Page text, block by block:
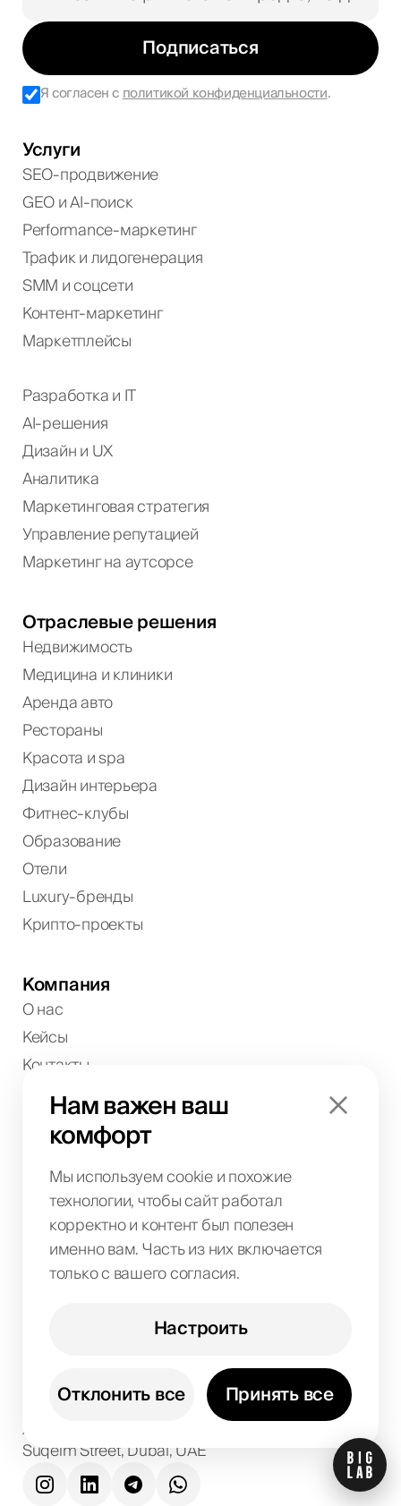
Нам важен ваш
комфорт
Мы используем cookie и похожие
технологии, чтобы сайт работал
корректно и контент был полезен
именно вам. Часть из них включается
только с вашего согласия.
Отклонить все
Настроить
Принять все
Подписаться
Я согласен сполитикой конфиденциальности.
Услуги
SEO-продвижение
GEO и AI-поиск
Performance-маркетинг
Трафик и лидогенерация
SMM и соцсети
Контент-маркетинг
Маркетплейсы
Разработка и IT
AI-решения
Дизайн и UX
Аналитика
Маркетинговая стратегия
Управление репутацией
Маркетинг на аутсорсе
Отраслевые решения
Недвижимость
Медицина и клиники
Аренда авто
Рестораны
Красота и spa
Дизайн интерьера
Фитнес-клубы
Образование
Отели
Luxury-бренды
Крипто-проекты
Компания
О нас
Кейсы
Контакты
Реферальные программы
Бренд-кит
Локации
Дубай
Абу-Даби
Шарджа
5032
Обсуждение проектов и консультации
По вопросам проектов
Офис в Дубае
Art of Living Mall, 1st Floor, Al Barsha 2, Umm
Suqeim Street, Dubai, UAE